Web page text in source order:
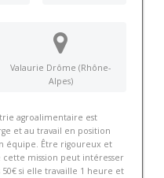
Valaurie Drôme (Rhône-
Alpes)
agroalimentaire est
et au travail en position
équipe. Être rigoureux et
mission peut intéresser
si elle travaille 1 heure et